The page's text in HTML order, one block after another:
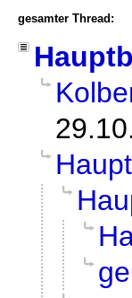
gesamter Thread: